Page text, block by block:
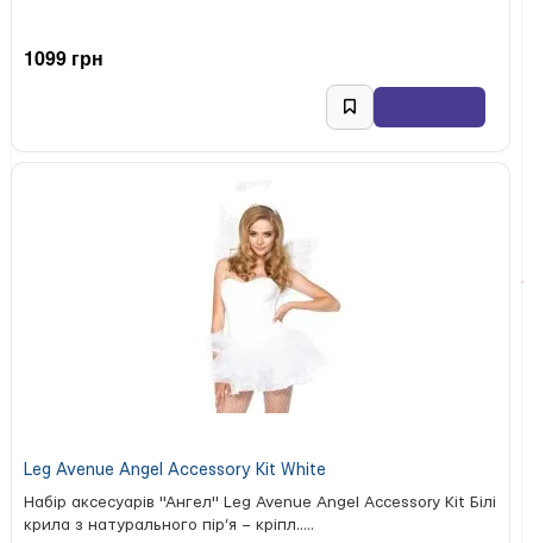
1099 грн
Leg Avenue Angel Accessory Kit White
Набір аксесуарів "Ангел" Leg Avenue Angel Accessory Kit Білі
крила з натурального пір’я – кріпл.....